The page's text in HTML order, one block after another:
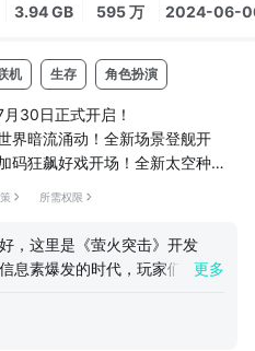
3.94 GB 595 万 2024-06-
机 生存 角色扮演
30日正式开启！
界暗流涌动！全新场景登舰开
码狂飙好戏开场！全新太空种菜
择你的最佳拍档，开启一局紧张
揭开更多情报——是运气加持，
品底牌逐渐浮现。谨慎出价，还
...
所需权限
，这里是《萤火突击》开发
息素爆发的时代，玩家们作为
以运用多重战术策略直击敌
世代，还需要应对险境、揭开阴
更多